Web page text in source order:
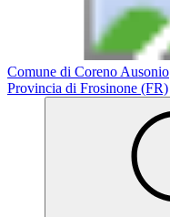
Comune di Coreno Ausonio
Provincia di Frosinone (FR)